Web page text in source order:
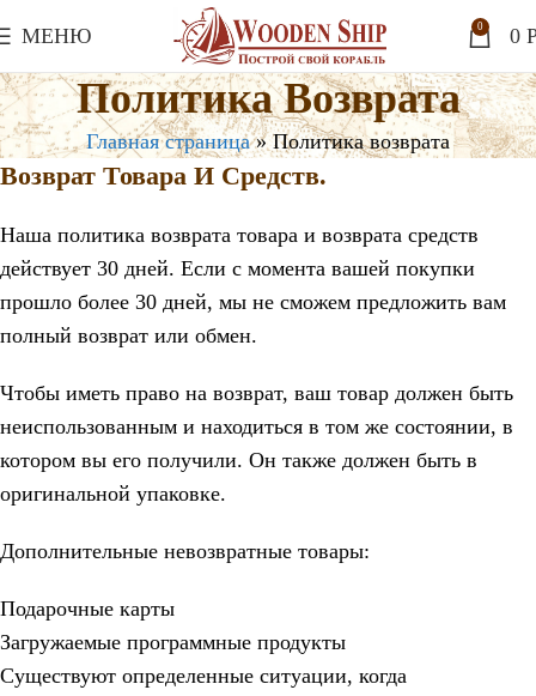
МЕНЮ 0 0
Политика Возврата
Главная страница»Политика возврата
Возврат Товара И Средств.
Наша политика возврата товара и возврата средств
действует 30 дней. Если с момента вашей покупки
прошло более 30 дней, мы не сможем предложить вам
полный возврат или обмен.
Чтобы иметь право на возврат, ваш товар должен быть
неиспользованным и находиться в том же состоянии, в
котором вы его получили. Он также должен быть в
оригинальной упаковке.
Дополнительные невозвратные товары:
Подарочные карты
Загружаемые программные продукты
Существуют определенные ситуации, когда